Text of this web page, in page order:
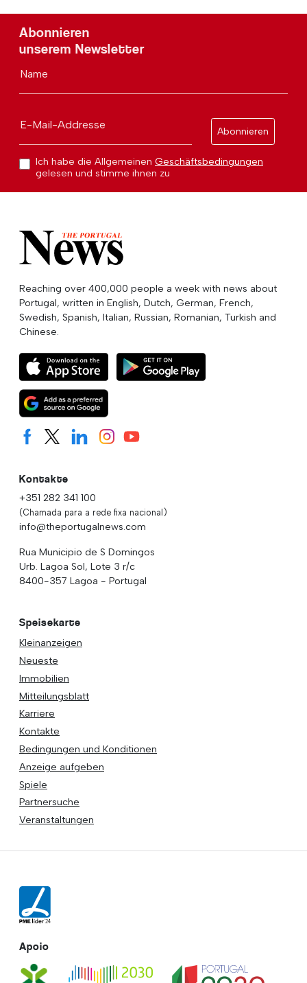
Abonnieren
unserem Newsletter
Name
E-Mail-Addresse
Abonnieren
Ich habe die Allgemeinen Geschäftsbedingungen
gelesen und stimme ihnen zu
Reaching over 400,000 people a week with news about
Portugal, written in English, Dutch, German, French,
Swedish, Spanish, Italian, Russian, Romanian, Turkish and
Chinese.
Kontakte
+351 282 341 100
(Chamada para a rede fixa nacional)
info@theportugalnews.com
Rua Municipio de S Domingos
Urb. Lagoa Sol, Lote 3 r/c
8400-357 Lagoa - Portugal
Speisekarte
Kleinanzeigen
Neueste
Immobilien
Mitteilungsblatt
Karriere
Kontakte
Bedingungen und Konditionen
Anzeige aufgeben
Spiele
Partnersuche
Veranstaltungen
Apoio